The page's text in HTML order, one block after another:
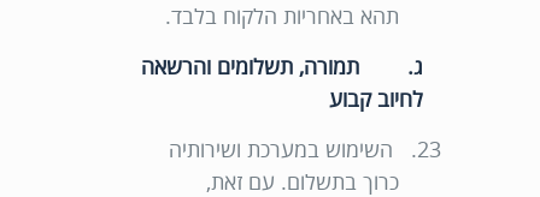
תהא באחריות הלקוח בלבד.
ג. תמורה, תשלומים והרשאה
לחיוב קבוע
השימוש במערכת ושירותיה
כרוך בתשלום. עם זאת,